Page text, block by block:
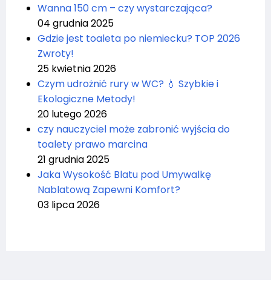
Wanna 150 cm – czy wystarczająca?
04 grudnia 2025
Gdzie jest toaleta po niemiecku? TOP 2026
Zwroty!
25 kwietnia 2026
Czym udrożnić rury w WC? 💧 Szybkie i
Ekologiczne Metody!
20 lutego 2026
czy nauczyciel może zabronić wyjścia do
toalety prawo marcina
21 grudnia 2025
Jaka Wysokość Blatu pod Umywalkę
Nablatową Zapewni Komfort?
03 lipca 2026